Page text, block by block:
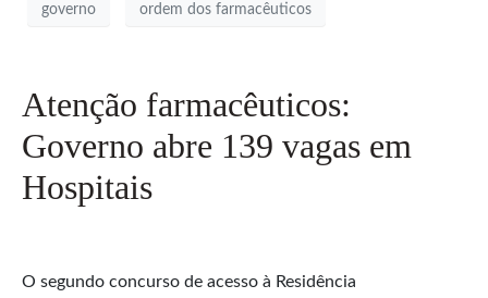
governo ordem dos farmacêuticos
Atenção farmacêuticos:
Governo abre 139 vagas em
Hospitais
O segundo concurso de acesso à Residência